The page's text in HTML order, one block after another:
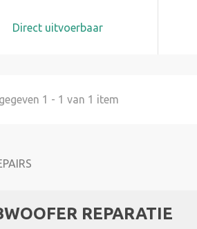
Direct uitvoerbaar
1 - 1 van 1 item
REPARATIE